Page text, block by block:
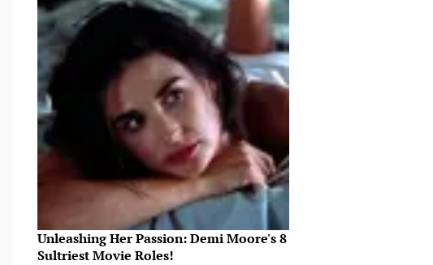
Unleashing Her Passion: Demi Moore's 8
Sultriest Movie Roles!